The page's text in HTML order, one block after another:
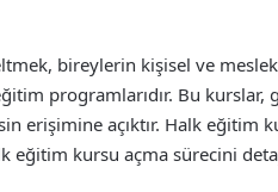
bireylerin kişisel ve
programlarıdır. Bu kurslar,
erişimine açıktır. Halk eğitim
eğitim kursu açma sürecini